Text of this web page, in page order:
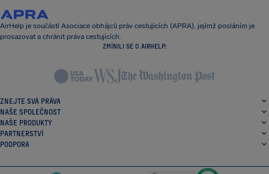
AirHelp je součástí Asociace obhájců práv cestujících (APRA), jejímž posláním je
prosazovat a chránit práva cestujících.
ZMÍNILI SE O AIRHELP:
ZNEJTE SVÁ PRÁVA
NAŠE SPOLEČNOST
NAŠE PRODUKTY
PARTNERSTVÍ
PODPORA